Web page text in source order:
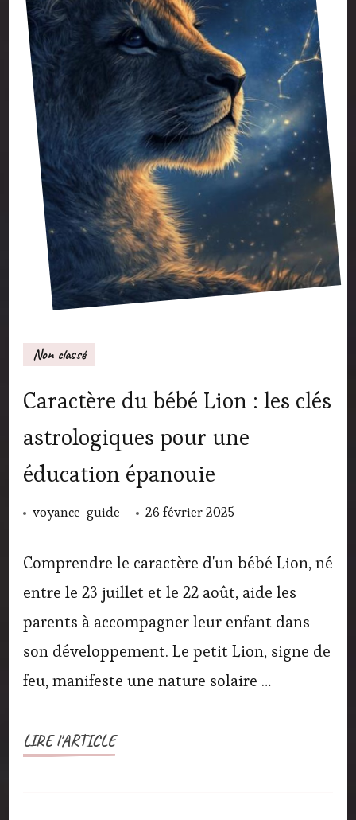
Non classé
Caractère du bébé Lion : les clés
astrologiques pour une
éducation épanouie
voyance-guide 26 février 2025
Comprendre le caractère d'un bébé Lion, né
entre le 23 juillet et le 22 août, aide les
parents à accompagner leur enfant dans
son développement. Le petit Lion, signe de
feu, manifeste une nature solaire …
LIRE l'ARTICLE